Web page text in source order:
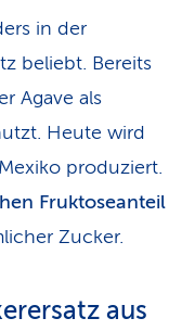
in der
beliebt. Bereits
Agave als
Heute wird
produziert.
Fruktoseanteil
Zucker.
aus